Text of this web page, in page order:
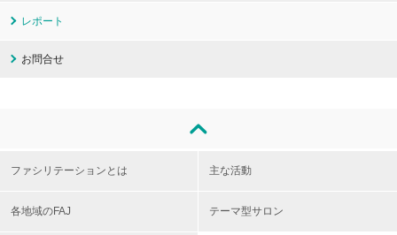
レポート
お問合せ
ファシリテーションとは 主な活動
各地域のFAJ テーマ型サロン